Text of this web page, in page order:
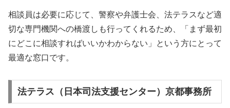
相談員は必要に応じて、警察や弁護士会、法テラスなど適
切な専門機関への橋渡しも行ってくれるため、「まず最初
にどこに相談すればいいかわからない」という方にとって
最適な窓口です。
法テラス（日本司法支援センター）京都事務所